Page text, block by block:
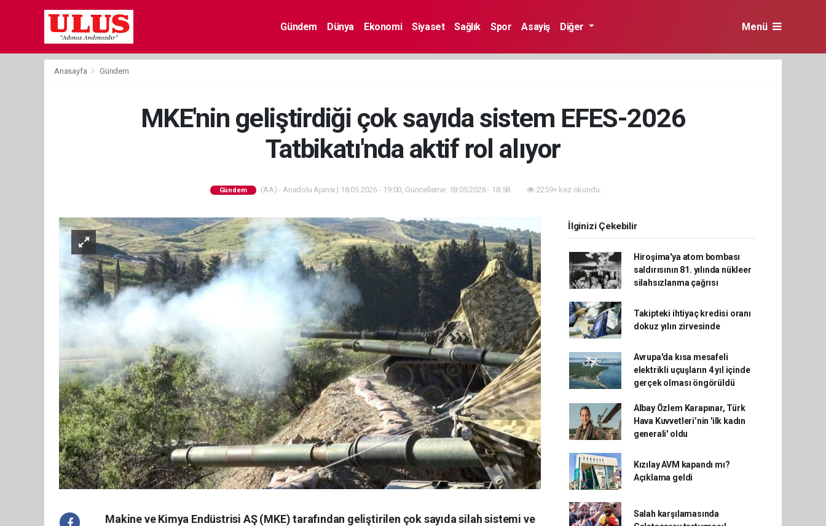
Gündem Dünya Ekonomi Siyaset Sağlık Spor Asayiş Diğer Menü
Anasayfa Gündem
MKE'nin geliştirdiği çok sayıda sistem EFES-2026
Tatbikatı'nda aktif rol alıyor
Gündem (AA) - Anadolu Ajansı | 18.05.2026 - 19:00, Güncelleme: 18.05.2026 - 18:58 2259+ kez okundu.
Makine ve Kimya Endüstrisi AŞ (MKE) tarafından geliştirilen çok sayıda silah sistemi ve
İlginizi Çekebilir
Hiroşima'ya atom bombası
saldırısının 81. yılında nükleer
silahsızlanma çağrısı
Takipteki ihtiyaç kredisi oranı
dokuz yılın zirvesinde
Avrupa'da kısa mesafeli
elektrikli uçuşların 4 yıl içinde
gerçek olması öngörüldü
Albay Özlem Karapınar, Türk
Hava Kuvvetleri’nin 'ilk kadın
generali' oldu
Kızılay AVM kapandı mı?
Açıklama geldi
Salah karşılamasında